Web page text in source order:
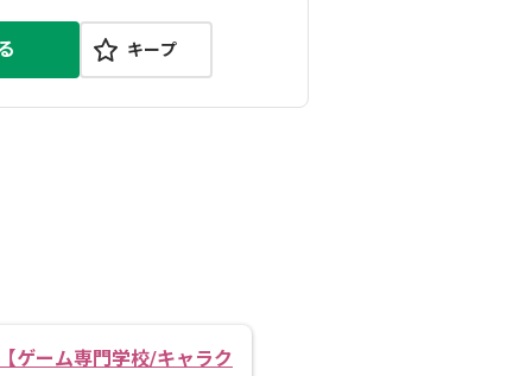
キープ
ゲーム専門学校/キャラク